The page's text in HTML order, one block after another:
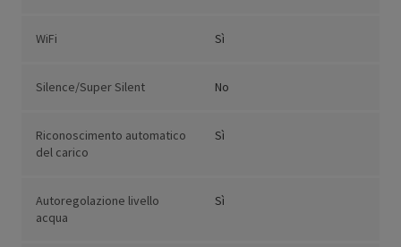
WiFi Sì
Silence/Super Silent No
Riconoscimento automatico
del carico
Sì
Autoregolazione livello
acqua
Sì